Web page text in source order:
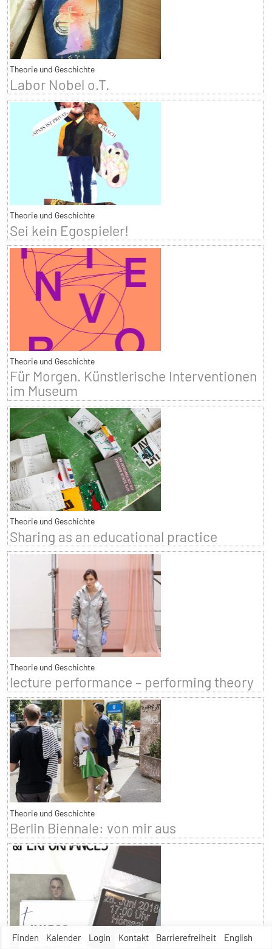
Finden Kalender Login Kontakt Barrierefreiheit English
Theorie und Geschichte
Labor Nobel o.T.
Theorie und Geschichte
Sei kein Egospieler!
Theorie und Geschichte
Für Morgen. Künstlerische Interventionen
im Museum
Theorie und Geschichte
Sharing as an educational practice
Theorie und Geschichte
lecture performance – performing theory
Theorie und Geschichte
Berlin Biennale: von mir aus